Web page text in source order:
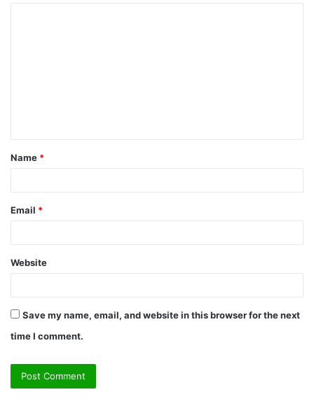
t
*
Name *
Email *
Website
Save my name, email, and website in this browser for the next
time I comment.